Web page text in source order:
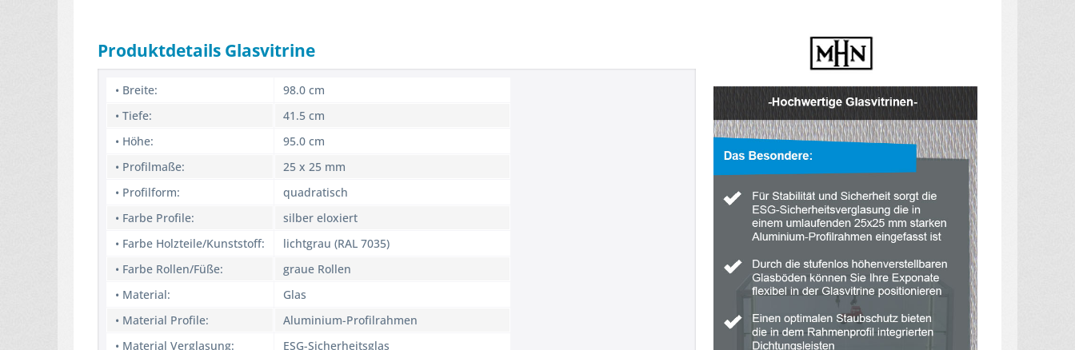
Produktdetails Glasvitrine
• Breite:
98.0 cm
• Tiefe:
41.5 cm
• Höhe:
95.0 cm
• Profilmaße:
25 x 25 mm
• Profilform:
quadratisch
• Farbe Profile:
silber eloxiert
• Farbe Holzteile/Kunststoff:
lichtgrau (RAL 7035)
• Farbe Rollen/Füße:
graue Rollen
• Material:
Glas
• Material Profile:
Aluminium-Profilrahmen
• Material Verglasung:
ESG-Sicherheitsglas